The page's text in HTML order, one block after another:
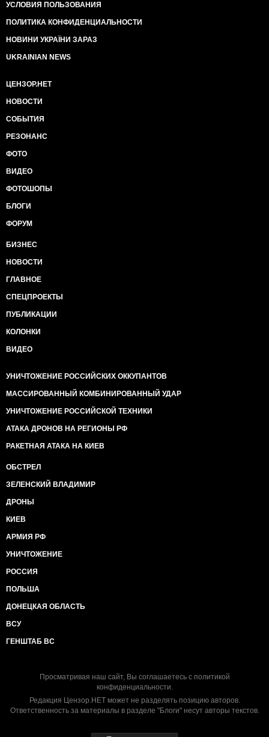
УСЛОВИЯ ПОЛЬЗОВАНИЯ
ПОЛИТИКА КОНФИДЕНЦИАЛЬНОСТИ
НОВИНИ УКРАЇНИ ЗАРАЗ
UKRAINIAN NEWS
ЦЕНЗОР.НЕТ
НОВОСТИ
СОБЫТИЯ
РЕЗОНАНС
ФОТО
ВИДЕО
ФОТОШОПЫ
БЛОГИ
ФОРУМ
БИЗНЕС
НОВОСТИ
ГЛАВНОЕ
СПЕЦПРОЕКТЫ
ПУБЛИКАЦИИ
КОЛОНКИ
ВИДЕО
УНИЧТОЖЕНИЕ РОССИЙСКИХ ОККУПАНТОВ
МАССИРОВАННЫЙ КОМБИНИРОВАННЫЙ УДАР
УНИЧТОЖЕНИЕ РОССИЙСКОЙ ТЕХНИКИ
АТАКА ДРОНОВ НА РЕГИОНЫ РФ
РАКЕТНАЯ АТАКА НА КИЕВ
ОБСТРЕЛ
ЗЕЛЕНСКИЙ ВЛАДИМИР
ДРОНЫ
КИЕВ
АРМИЯ РФ
УНИЧТОЖЕНИЕ
РОССИЯ
ПОЛЬША
ДОНЕЦКАЯ ОБЛАСТЬ
ВСУ
ГЕНШТАБ ВС
Просматривая наш сайт, Вы соглашаетесь с политикой
конфиденциальности.
Редакция Цензор.НЕТ может не разделять позицию авторов.
Ответственность за материалы в разделе "Блоги" несут авторы текстов.